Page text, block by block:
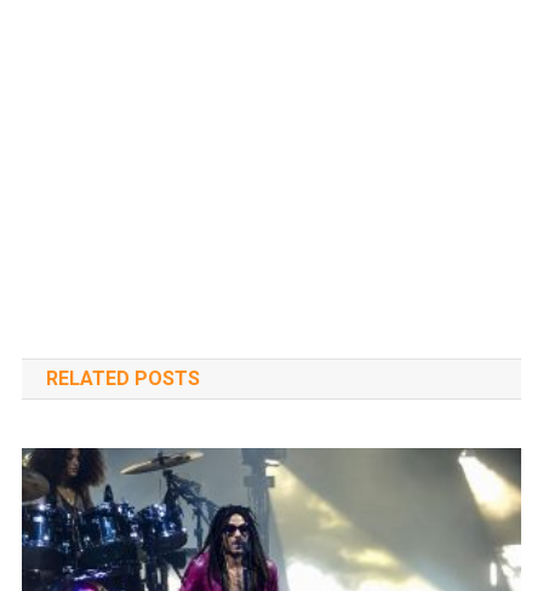
RELATED POSTS